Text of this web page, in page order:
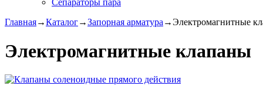
Сепараторы пара
Главная→Каталог→Запорная арматура→Электромагнитные
Электромагнитные клапаны